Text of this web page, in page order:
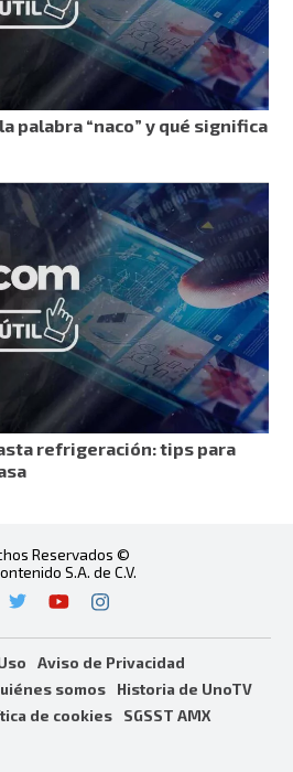
palabra “naco” y qué significa
refrigeración: tips para
Reservados ©
S.A. de C.V.
Aviso de Privacidad
somos
Historia de UnoTV
de cookies SGSST AMX